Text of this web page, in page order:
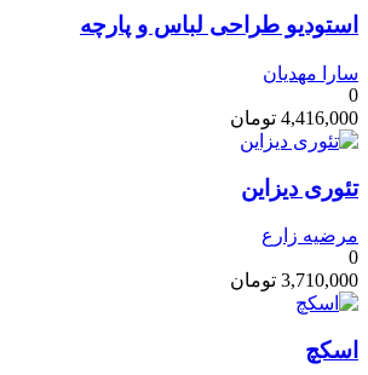
استودیو طراحی لباس و پارچه
سارا مهدیان
0
4,416,000 تومان
تئوری دیزاین
مرضیه زارع
0
3,710,000 تومان
اسکچ